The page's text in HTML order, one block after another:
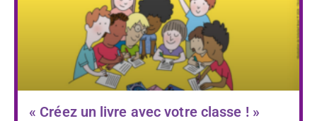
« Créez un livre avec votre classe ! »